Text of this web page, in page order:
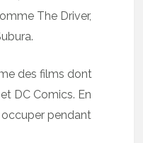
The Driver,
des films dont
DC Comics. En
pendant